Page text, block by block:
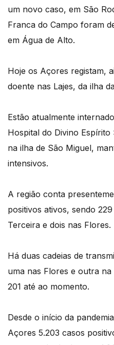
um novo caso, em São
Franca do Campo foram
em Água de Alto.
Hoje os Açores registam,
doente nas Lajes, da ilha
Estão atualmente
Hospital do Divino
na ilha de São Miguel,
intensivos.
A região conta
positivos ativos, sendo
Terceira e dois nas Flores.
Há duas cadeias de
uma nas Flores e outra
201 até ao momento.
Desde o início da
Açores 5.203 casos